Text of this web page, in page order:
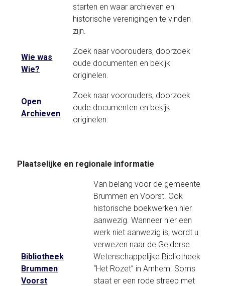
starten en waar archieven en
historische verenigingen te vinden
zijn.
Wie was
Wie?
Zoek naar voorouders, doorzoek
oude documenten en bekijk
originelen.
Open
Archieven
Zoek naar voorouders, doorzoek
oude documenten en bekijk
originelen.
Plaatselijke en regionale informatie
Bibliotheek
Brummen
Voorst
Van belang voor de gemeente
Brummen en Voorst. Ook
historische boekwerken hier
aanwezig. Wanneer hier een
werk niet aanwezig is, wordt u
verwezen naar de Gelderse
Wetenschappelijke Bibliotheek
“Het Rozet” in Arnhem. Soms
staat er een rode streep met